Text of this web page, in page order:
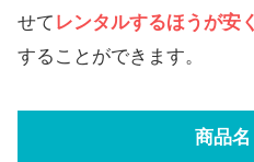
せて レンタルするほうが安く
することができます。
商品名